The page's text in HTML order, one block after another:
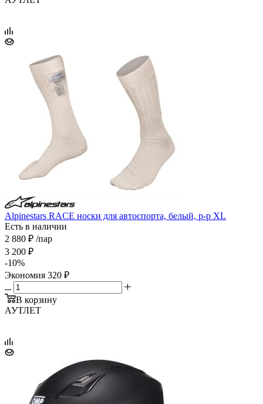
Alpinestars RACE носки для автоспорта, белый, р-р XL
Есть в наличии
2 880 ₽ /пар
3 200 ₽
-10%
Экономия 320 ₽
В корзину
АУТЛЕТ